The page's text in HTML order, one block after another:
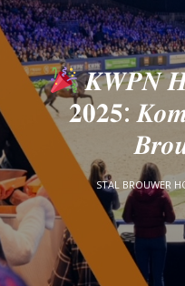
𝑲𝑾𝑷𝑵
𝟐𝟎𝟐𝟓: 𝑲𝒐𝒎
STAL BROUWER